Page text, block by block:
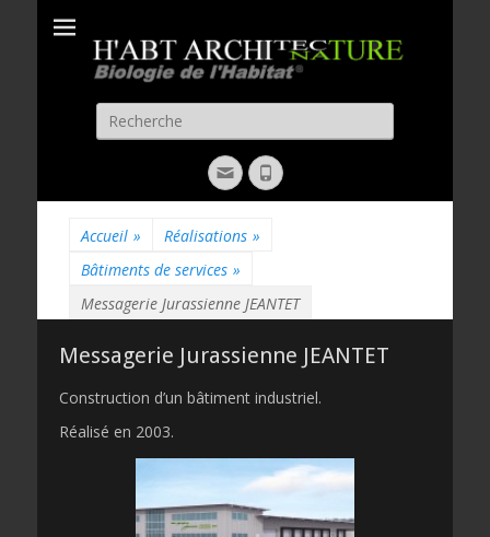
H'ABT
ARCHITECTURE
Recherche
pour:
EmailPhone
Accueil » Réalisations »
Bâtiments de services »
Messagerie Jurassienne JEANTET
Messagerie Jurassienne JEANTET
Construction d’un bâtiment industriel.
Réalisé en 2003.